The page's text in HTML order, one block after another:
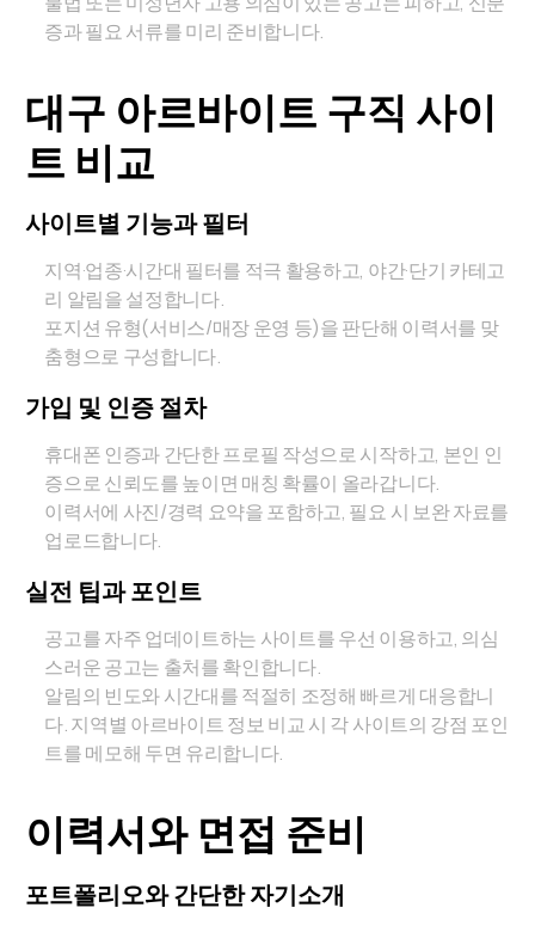
증과 필요 서류를 미리 준비합니다.
대구 아르바이트 구직 사이
트 비교
사이트별 기능과 필터
지역·업종·시간대 필터를 적극 활용하고, 야간·단기 카테고
리 알림을 설정합니다.
포지션 유형(서비스/매장 운영 등)을 판단해 이력서를 맞
춤형으로 구성합니다.
가입 및 인증 절차
휴대폰 인증과 간단한 프로필 작성으로 시작하고, 본인 인
증으로 신뢰도를 높이면 매칭 확률이 올라갑니다.
이력서에 사진/경력 요약을 포함하고, 필요 시 보완 자료를
업로드합니다.
실전 팁과 포인트
공고를 자주 업데이트하는 사이트를 우선 이용하고, 의심
스러운 공고는 출처를 확인합니다.
알림의 빈도와 시간대를 적절히 조정해 빠르게 대응합니
다. 지역별 아르바이트 정보 비교 시 각 사이트의 강점 포인
트를 메모해 두면 유리합니다.
이력서와 면접 준비
포트폴리오와 간단한 자기소개